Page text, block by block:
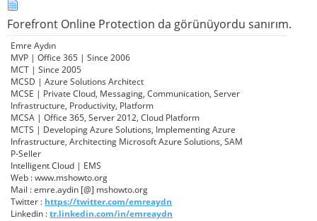
Forefront Online Protection da görünüyordu sanırım.
Emre Aydın
MVP | Office 365 | Since 2006
MCT | Since 2005
MCSD | Azure Solutions Architect
MCSE | Private Cloud, Messaging, Communication, Server
Infrastructure, Productivity, Platform
MCSA | Office 365, Server 2012, Cloud Platform
MCTS | Developing Azure Solutions, Implementing Azure
Infrastructure, Architecting Microsoft Azure Solutions, SAM
P-Seller
Intelligent Cloud | EMS
Web : www.mshowto.org
Mail : emre.aydin [@] mshowto.org
Twitter : https://twitter.com/emreaydn
Linkedin :tr.linkedin.com/in/emreaydn